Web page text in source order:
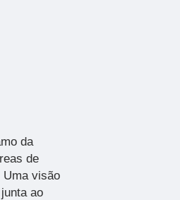
da
de
Uma visão
ao